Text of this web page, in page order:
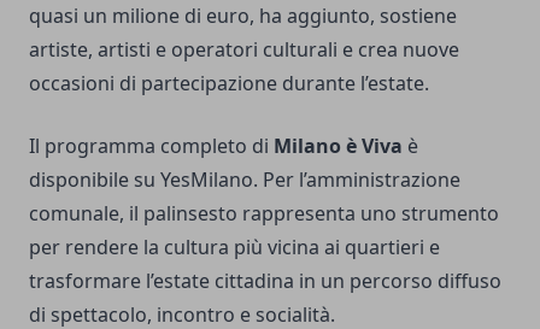
quasi un milione di euro, ha aggiunto, sostiene
artiste, artisti e operatori culturali e crea nuove
occasioni di partecipazione durante l’estate.
Il programma completo di Milano è Viva è
disponibile su YesMilano. Per l’amministrazione
comunale, il palinsesto rappresenta uno strumento
per rendere la cultura più vicina ai quartieri e
trasformare l’estate cittadina in un percorso diffuso
di spettacolo, incontro e socialità.